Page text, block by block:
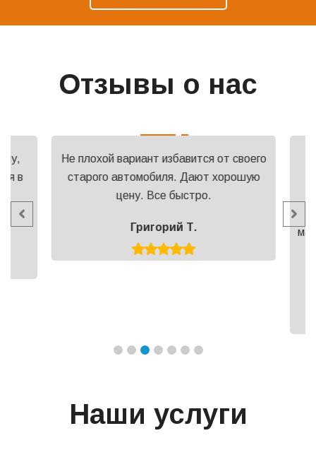
Отзывы о нас
в
Не плохой вариант избавится от своего
старого автомобиля. Дают хорошую
цену. Все быстро.
Григорий Т.
Наши услуги